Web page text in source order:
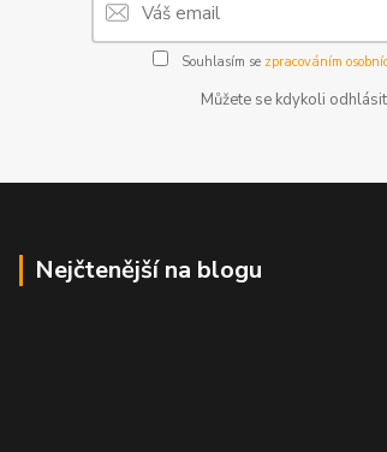
Souhlasím se zpracováním
Můžete se kdykoli
Nejčtenější na blogu